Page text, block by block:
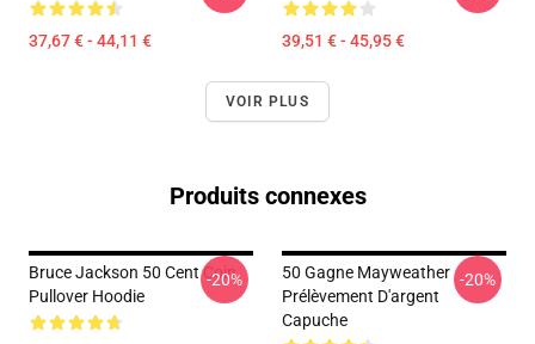
37,67 € - 44,11 € 39,51 € - 45,95 €
VOIR PLUS
Produits connexes
Bruce Jackson 50 Cent Coin
Pullover Hoodie
-20%
50 Gagne Mayweather
Prélèvement D'argent
Capuche
-20%